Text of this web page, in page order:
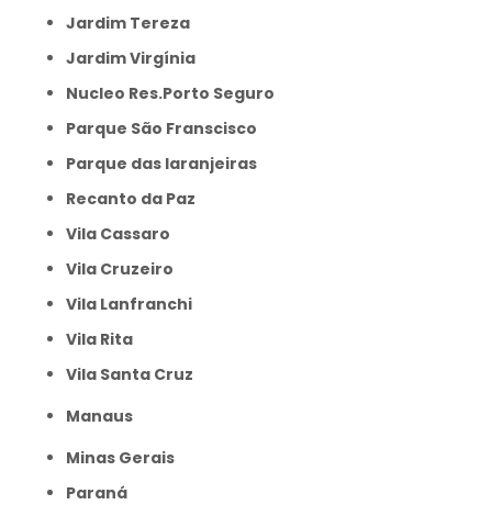
Jardim Tereza
Jardim Virgínia
Nucleo Res.Porto Seguro
Parque São Franscisco
Parque das laranjeiras
Recanto da Paz
Vila Cassaro
Vila Cruzeiro
Vila Lanfranchi
Vila Rita
Vila Santa Cruz
Manaus
Minas Gerais
Paraná